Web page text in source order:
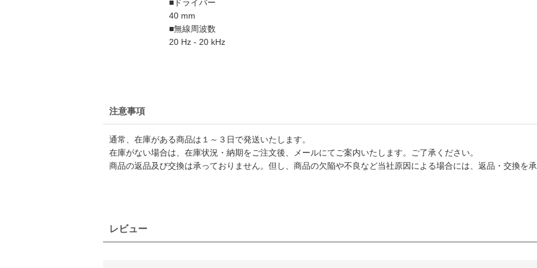
■ドライバー
40 mm
■無線周波数
20 Hz - 20 kHz
注意事項
通常、在庫がある商品は１～３日で発送いたします。
在庫がない場合は、在庫状況・納期をご注文後、メールにてご案内いたします。ご了承ください。
商品の返品及び交換は承っておりません。但し、商品の欠陥や不良など当社原因による場合には、返品・交換を
レビュー